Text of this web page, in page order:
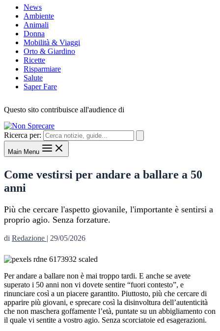
News
Ambiente
Animali
Donna
Mobilità & Viaggi
Orto & Giardino
Ricette
Risparmiare
Salute
Saper Fare
Questo sito contribuisce all'audience di
Ricerca per:
Main Menu
Come vestirsi per andare a ballare a 50
anni
Più che cercare l'aspetto giovanile, l'importante è sentirsi a
proprio agio. Senza forzature.
di Redazione | 29/05/2026
Per andare a ballare non è mai troppo tardi. E anche se avete
superato i 50 anni non vi dovete sentire “fuori contesto”, e
rinunciare così a un piacere garantito. Piuttosto, più che cercare di
apparire più giovani, e sprecare così la disinvoltura dell’autenticità
che non maschera goffamente l’età, puntate su un abbigliamento con
il quale vi sentite a vostro agio. Senza scorciatoie ed esagerazioni.